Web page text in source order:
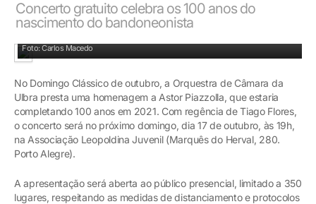
Concerto gratuito celebra os 100 anos do
nascimento do bandoneonista
Foto: Carlos Macedo
No Domingo Clássico de outubro, a Orquestra de Câmara da
Ulbra presta uma homenagem a Astor Piazzolla, que estaria
completando 100 anos em 2021. Com regência de Tiago Flores,
o concerto será no próximo domingo, dia 17 de outubro, às 19h,
na Associação Leopoldina Juvenil (Marquês do Herval, 280.
Porto Alegre).
A apresentação será aberta ao público presencial, limitado a 350
lugares, respeitando as medidas de distanciamento e protocolos